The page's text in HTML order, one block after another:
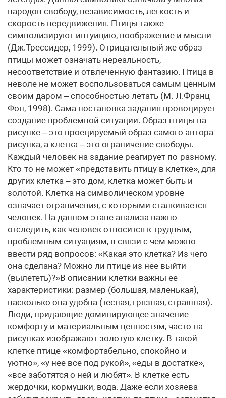
народов свободу, независимость, легкость и
скорость передвижения. Птицы также
символизируют интуицию, воображение и мысли
(Дж.Трессидер, 1999). Отрицательный же образ
птицы может означать нереальность,
несоответствие и отвлеченную фантазию. Птица в
неволе не может воспользоваться самым ценным
своим даром – способностью летать (М.-Л.Франц
Фон, 1998). Сама постановка задания провоцирует
создание проблемной ситуации. Образ птицы на
рисунке – это проецируемый образ самого автора
рисунка, а клетка – это ограничение свободы.
Каждый человек на задание реагирует по-разному.
Кто-то не может «представить птицу в клетке», для
других клетка – это дом, клетка может быть и
золотой. Клетка на символическом уровне
означает ограничения, с которыми сталкивается
человек. На данном этапе анализа важно
отследить, как человек относится к трудным,
проблемным ситуациям, в связи с чем можно
ввести ряд вопросов: «Какая это клетка? Из чего
она сделана? Можно ли птице из нее выйти
(вылететь)?»В описании клетки важны ее
характеристики: размер (большая, маленькая),
насколько она удобна (тесная, грязная, страшная).
Люди, придающие доминирующее значение
комфорту и материальным ценностям, часто на
рисунках изображают золотую клетку. В такой
клетке птице «комфортабельно, спокойно и
уютно», «у нее все под рукой», «еды в достатке»,
«все заботятся о ней и любят». В клетке есть
жердочки, кормушки, вода. Даже если хозяева